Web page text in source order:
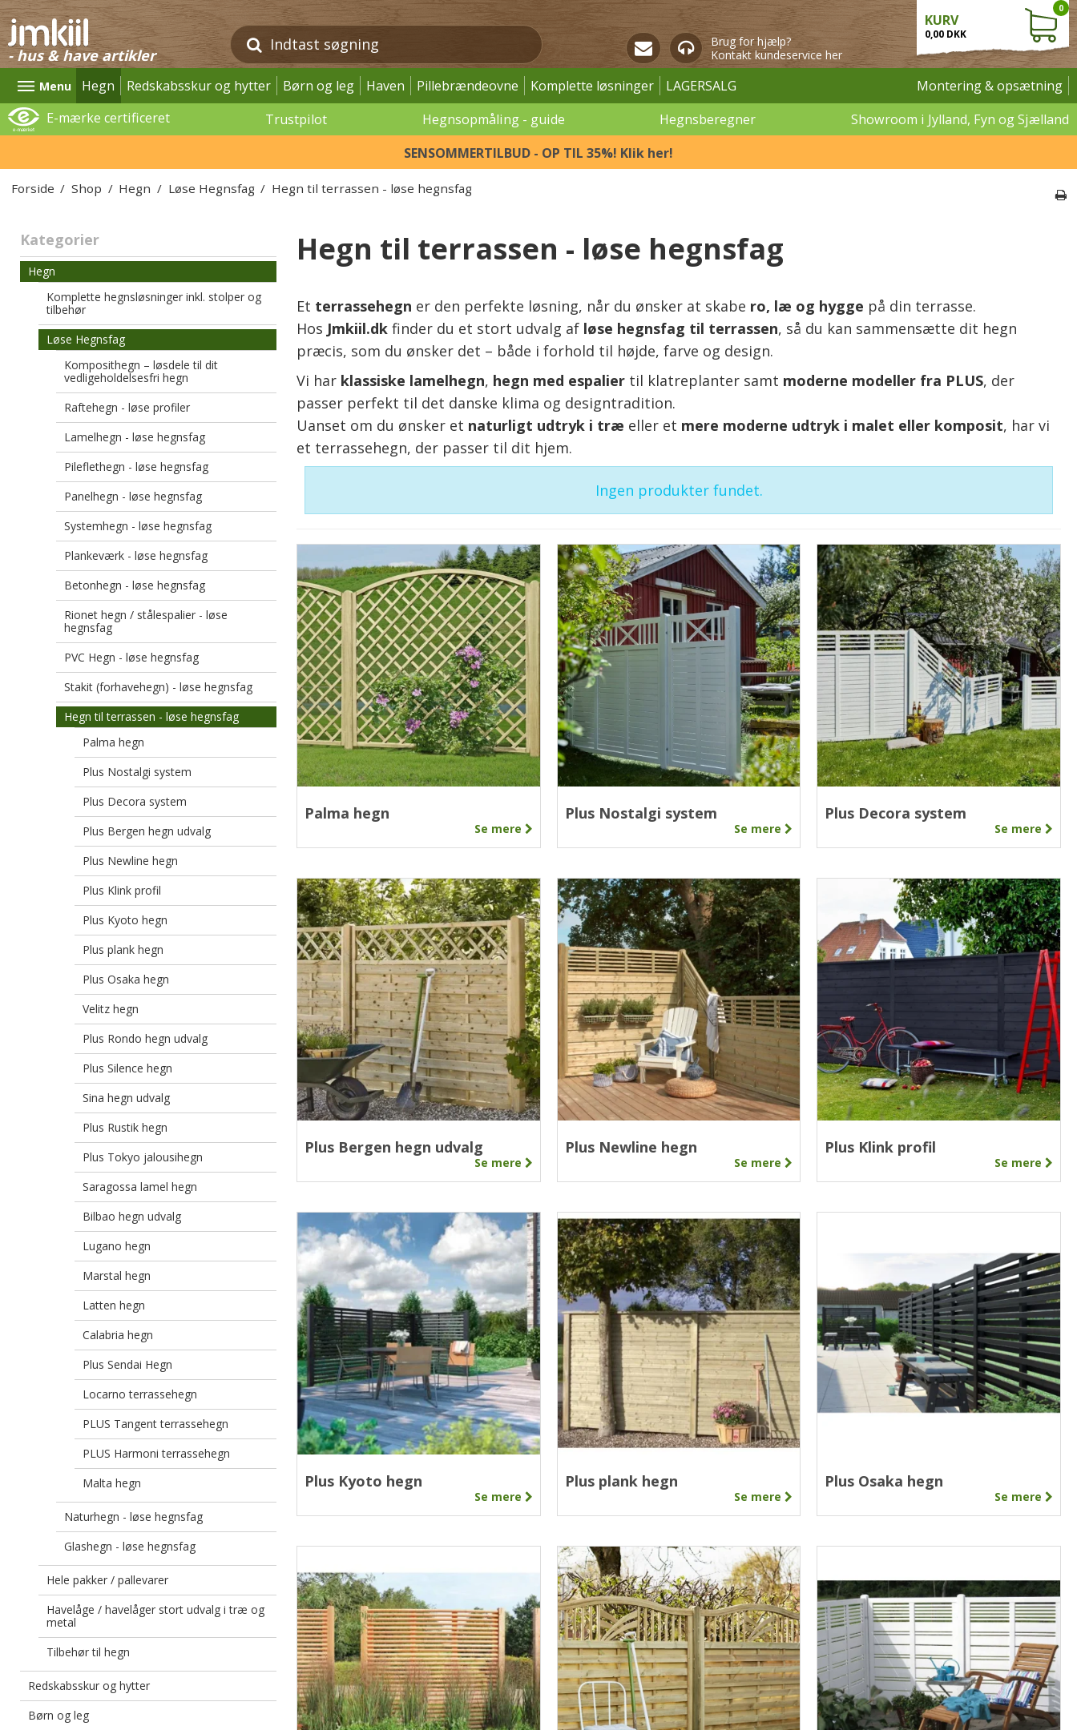
- hus & have artikler
Brug for hjælp?
Kontakt kundeservice her
KURV
0,00 DKK
0
Menu Hegn Redskabsskur og hytter Børn og leg Haven Pillebrændeovne Komplette løsninger LAGERSALG
Montering & opsætning
E-mærke certificeret
Trustpilot Hegnsopmåling - guide Hegnsberegner
Showroom i Jylland, Fyn og Sjælland
SENSOMMERTILBUD - OP TIL 35%! Klik her!
Forside / Shop / Hegn / Løse Hegnsfag / Hegn til terrassen - løse hegnsfag
Kategorier
Hegn
Komplette hegnsløsninger inkl. stolper og
tilbehør
Løse Hegnsfag
Komposithegn – løsdele til dit
vedligeholdelsesfri hegn
Raftehegn - løse profiler
Lamelhegn - løse hegnsfag
Pileflethegn - løse hegnsfag
Panelhegn - løse hegnsfag
Systemhegn - løse hegnsfag
Plankeværk - løse hegnsfag
Betonhegn - løse hegnsfag
Rionet hegn / stålespalier - løse
hegnsfag
PVC Hegn - løse hegnsfag
Stakit (forhavehegn) - løse hegnsfag
Hegn til terrassen - løse hegnsfag
Palma hegn
Plus Nostalgi system
Plus Decora system
Plus Bergen hegn udvalg
Plus Newline hegn
Plus Klink profil
Plus Kyoto hegn
Plus plank hegn
Plus Osaka hegn
Velitz hegn
Plus Rondo hegn udvalg
Plus Silence hegn
Sina hegn udvalg
Plus Rustik hegn
Plus Tokyo jalousihegn
Saragossa lamel hegn
Bilbao hegn udvalg
Lugano hegn
Marstal hegn
Latten hegn
Calabria hegn
Plus Sendai Hegn
Locarno terrassehegn
PLUS Tangent terrassehegn
PLUS Harmoni terrassehegn
Malta hegn
Naturhegn - løse hegnsfag
Glashegn - løse hegnsfag
Hele pakker / pallevarer
Havelåge / havelåger stort udvalg i træ og
metal
Tilbehør til hegn
Redskabsskur og hytter
Børn og leg
Hegn til terrassen - løse hegnsfag
Et terrassehegn er den perfekte løsning, når du ønsker at skabe ro, læ og hygge på din terrasse.
Hos Jmkiil.dk finder du et stort udvalg af løse hegnsfag til terrassen, så du kan sammensætte dit hegn
præcis, som du ønsker det – både i forhold til højde, farve og design.
Vi har klassiske lamelhegn, hegn med espalier til klatreplanter samt moderne modeller fra PLUS, der
passer perfekt til det danske klima og designtradition.
Uanset om du ønsker et naturligt udtryk i træ eller et mere moderne udtryk i malet eller komposit, har vi
et terrassehegn, der passer til dit hjem.
Ingen produkter fundet.
Palma hegn
Se mere
Plus Nostalgi system
Se mere
Plus Decora system
Se mere
Plus Bergen hegn udvalg
Se mere
Plus Newline hegn
Se mere
Plus Klink profil
Se mere
Plus Kyoto hegn
Se mere
Plus plank hegn
Se mere
Plus Osaka hegn
Se mere